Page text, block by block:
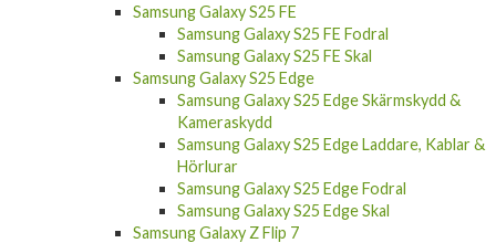
Samsung Galaxy S25 FE
Samsung Galaxy S25 FE Fodral
Samsung Galaxy S25 FE Skal
Samsung Galaxy S25 Edge
Samsung Galaxy S25 Edge Skärmskydd &
Kameraskydd
Samsung Galaxy S25 Edge Laddare, Kablar &
Hörlurar
Samsung Galaxy S25 Edge Fodral
Samsung Galaxy S25 Edge Skal
Samsung Galaxy Z Flip 7